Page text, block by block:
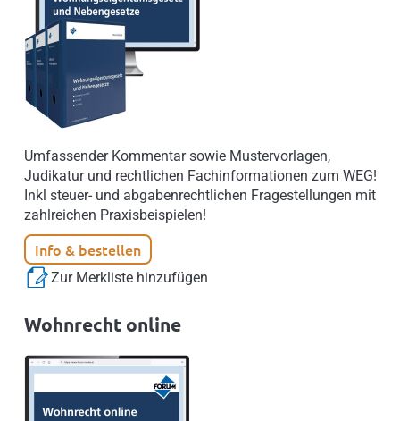
Umfassender Kommentar sowie Mustervorlagen,
Judikatur und rechtlichen Fachinformationen zum WEG!
Inkl steuer- und abgabenrechtlichen Fragestellungen mit
zahlreichen Praxisbeispielen!
Info & bestellen
Zur Merkliste hinzufügen
Wohnrecht online